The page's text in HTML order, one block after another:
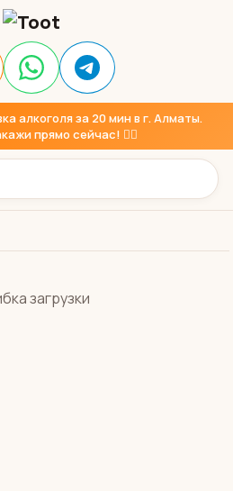
алкоголя за 20 мин в г. Алматы.
прямо сейчас! 👇🏼
загрузки